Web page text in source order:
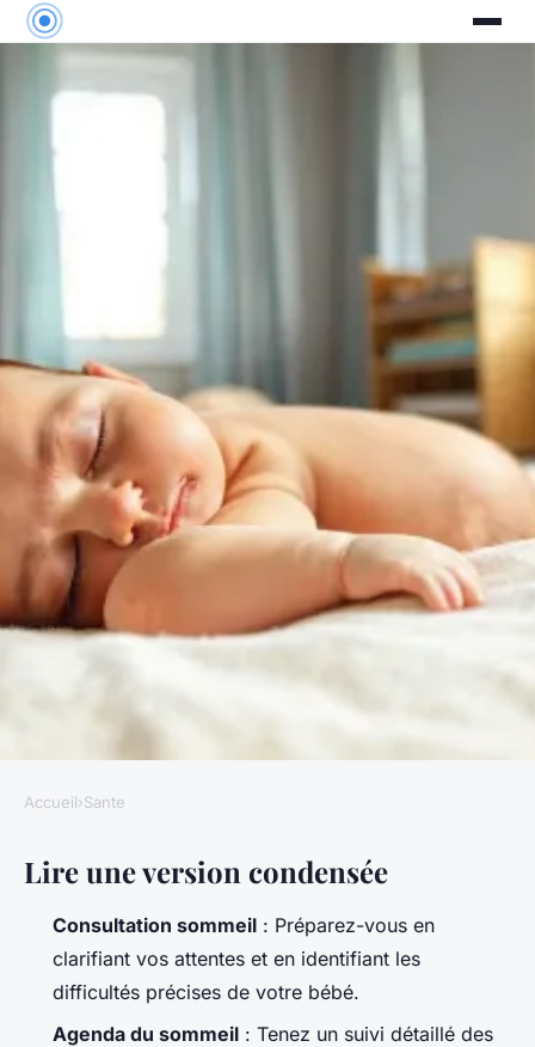
10 astuces essentielles pour
réussir la consultation
sommeil bébé
30/03/2026 20:35
Accueil›Sante
Lire une version condensée
Consultation sommeil : Préparez-vous en
clarifiant vos attentes et en identifiant les
difficultés précises de votre bébé.
Agenda du sommeil : Tenez un suivi détaillé des